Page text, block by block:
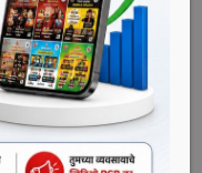
भाजप विरोधात
आज दिनांक 2 जुलै
अघोषित आणीबाणी
सत्तेच्या
घडामोडी घडत आहेत